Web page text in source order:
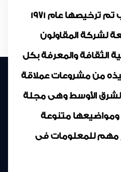
مجلة المقاولون العرب تم ترخيصها عام 1971
لشركة المقاولون
الثقافة والمعرفة بكل
من مشروعات عملاقة
الأوسط وهى مجلة
متنوعة
للمعلومات فى